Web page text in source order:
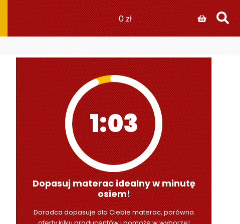
0zł
1:01
Dopasuj materac idealny w minutę
osiem!
Doradca dopasuje dla Ciebie materac, porówna